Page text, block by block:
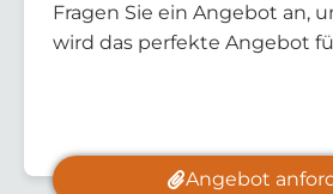
Fragen Sie ein Angebot an,
wird das perfekte Angebot
Angebot